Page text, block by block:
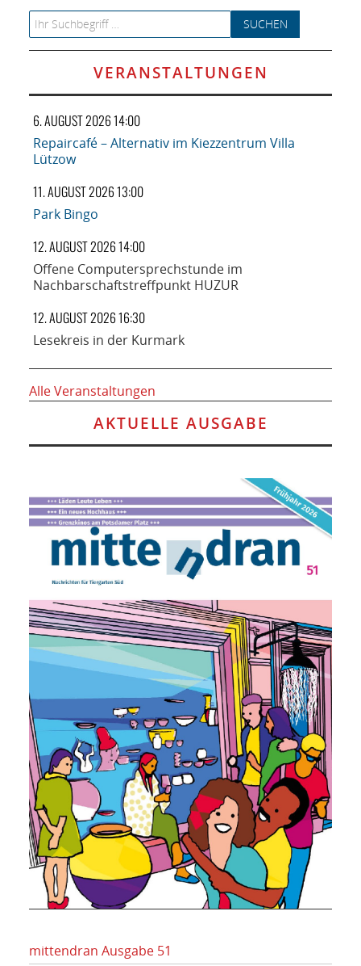
Search for:
VERANSTALTUNGEN
6. AUGUST 2026 14:00
Repaircafé – Alternativ im Kiezzentrum Villa
Lützow
11. AUGUST 2026 13:00
Park Bingo
12. AUGUST 2026 14:00
Offene Computersprechstunde im
Nachbarschaftstreffpunkt HUZUR
12. AUGUST 2026 16:30
Lesekreis in der Kurmark
Alle Veranstaltungen
AKTUELLE AUSGABE
mittendran Ausgabe 51